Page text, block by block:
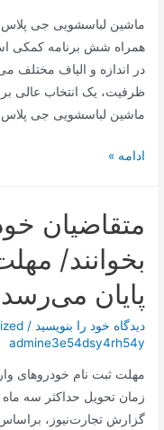
همراه شش برنامه کمکی
ظرفیت، یک انتخاب عالی
ماشین لباسشویی جی پلاس 9 کیلویی مدل …
مدل
ادامه »
متقاضیان
بخوانند/
پایان می‌رسد
دیدگاه‌ خود را بنویسید /
admine3e54dsy4rh54y
مهلت ثبت نام خودروهای
زمان تحویل حداکثر سه
گزارش تجارت‌نیوز، براساس